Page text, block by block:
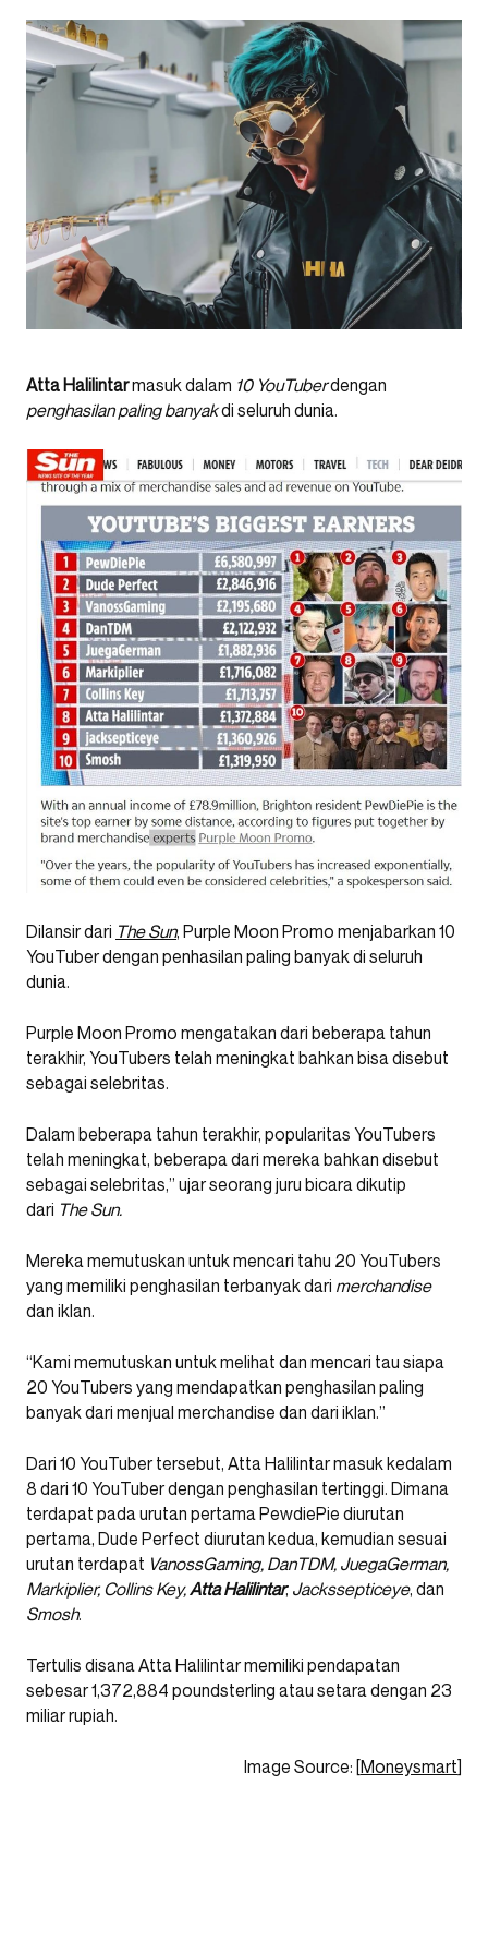
Atta Halilintarmasuk dalam 10 YouTuberdengan
penghasilan paling banyakdi seluruh dunia.
Dilansir dari The Sun, Purple Moon Promo menjabarkan 10
YouTuber dengan penhasilan paling banyak di seluruh
dunia.
Purple Moon Promo mengatakan dari beberapa tahun
terakhir, YouTubers telah meningkat bahkan bisa disebut
sebagai selebritas.
Dalam beberapa tahun terakhir, popularitas YouTubers
telah meningkat, beberapa dari mereka bahkan disebut
sebagai selebritas,” ujar seorang juru bicara dikutip
dari The Sun.
Mereka memutuskan untuk mencari tahu 20 YouTubers
yang memiliki penghasilan terbanyak dari merchandise
dan iklan.
“Kami memutuskan untuk melihat dan mencari tau siapa
20 YouTubers yang mendapatkan penghasilan paling
banyak dari menjual merchandise dan dari iklan.”
Dari 10 YouTuber tersebut, Atta Halilintar masuk kedalam
8 dari 10 YouTuber dengan penghasilan tertinggi. Dimana
terdapat pada urutan pertama PewdiePie diurutan
pertama, Dude Perfect diurutan kedua, kemudian sesuai
urutan terdapat VanossGaming, DanTDM, JuegaGerman,
Markiplier, Collins Key,Atta Halilintar, Jackssepticeye, dan
Smosh.
Tertulis disana Atta Halilintar memiliki pendapatan
sebesar 1,372,884 poundsterling atau setara dengan 23
miliar rupiah.
Image Source: [Moneysmart]